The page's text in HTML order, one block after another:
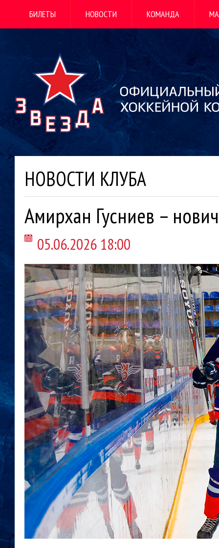
БИЛЕТЫ НОВОСТИ КОМАНДА
НОВОСТИ КЛУБА
Амирхан Гусниев –
05.06.2026 18:00